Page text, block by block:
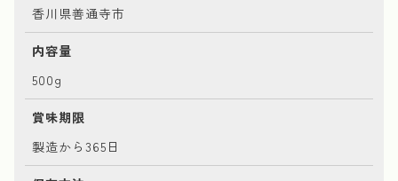
香川県善通寺市
内容量
500g
賞味期限
製造から365日